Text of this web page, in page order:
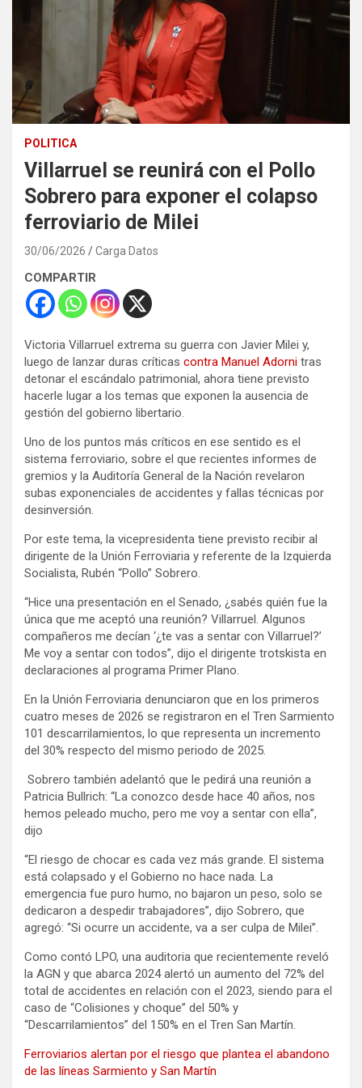
POLITICA
Villarruel se reunirá con el Pollo
Sobrero para exponer el colapso
ferroviario de Milei
30/06/2026 Carga Datos
COMPARTIR
Victoria Villarruel extrema su guerra con Javier Milei y,
luego de lanzar duras críticas contra Manuel Adorni tras
detonar el escándalo patrimonial, ahora tiene previsto
hacerle lugar a los temas que exponen la ausencia de
gestión del gobierno libertario.
Uno de los puntos más críticos en ese sentido es el
sistema ferroviario, sobre el que recientes informes de
gremios y la Auditoría General de la Nación revelaron
subas exponenciales de accidentes y fallas técnicas por
desinversión.
Por este tema, la vicepresidenta tiene previsto recibir al
dirigente de la Unión Ferroviaria y referente de la Izquierda
Socialista, Rubén “Pollo” Sobrero.
“Hice una presentación en el Senado, ¿sabés quién fue la
única que me aceptó una reunión? Villarruel. Algunos
compañeros me decían ‘¿te vas a sentar con Villarruel?’
Me voy a sentar con todos”, dijo el dirigente trotskista en
declaraciones al programa Primer Plano.
En la Unión Ferroviaria denunciaron que en los primeros
cuatro meses de 2026 se registraron en el Tren Sarmiento
101 descarrilamientos, lo que representa un incremento
del 30% respecto del mismo periodo de 2025.
Sobrero también adelantó que le pedirá una reunión a
Patricia Bullrich: “La conozco desde hace 40 años, nos
hemos peleado mucho, pero me voy a sentar con ella”,
dijo
“El riesgo de chocar es cada vez más grande. El sistema
está colapsado y el Gobierno no hace nada. La
emergencia fue puro humo, no bajaron un peso, solo se
dedicaron a despedir trabajadores”, dijo Sobrero, que
agregó: “Si ocurre un accidente, va a ser culpa de Milei”.
Como contó LPO, una auditoria que recientemente reveló
la AGN y que abarca 2024 alertó un aumento del 72% del
total de accidentes en relación con el 2023, siendo para el
caso de “Colisiones y choque” del 50% y
“Descarrilamientos” del 150% en el Tren San Martín.
Ferroviarios alertan por el riesgo que plantea el abandono
de las líneas Sarmiento y San Martín